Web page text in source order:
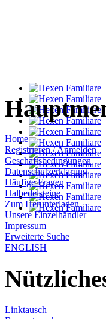
Home
Registrieren / Anmelden
Geschäftsbedingungen
Datenschutzerklärung
Häufige Fragen
Halbedelsteine
Zum Herunterladen
Unsere Einzelhändler
Impressum
Erweiterte Suche
ENGLISH
Linktausch